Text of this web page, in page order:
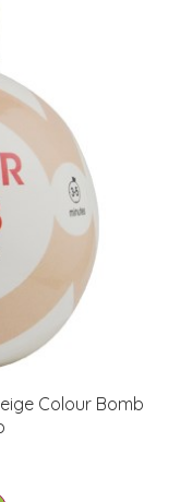
Colour Bomb